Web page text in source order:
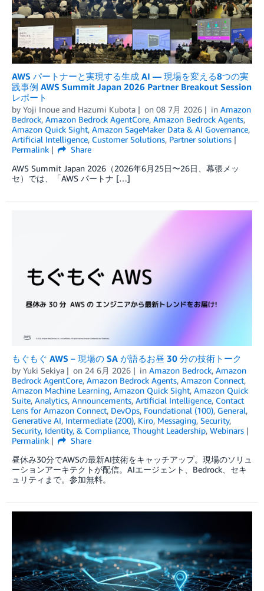
AWS パートナーと実現する生成 AI — 現場を変える8つの実
践事例 AWS Summit Japan 2026 Partner Breakout Session
レポート
by Yoji Inoue and Hazumi Kubota on 08 7月 2026 in Amazon
Bedrock, Amazon Bedrock AgentCore, Amazon Bedrock Agents,
Amazon Quick Sight, Amazon SageMaker Data & AI Governance,
Artificial Intelligence, Customer Solutions, Partner solutions
Permalink
Share
AWS Summit Japan 2026（2026年6月25日〜26日、幕張メッ
セ）では、「AWS パートナ […]
もぐもぐ AWS – 現場の SA が語るお昼 30 分の技術トーク
by Yuki Sekiya on 24 6月 2026 in Amazon Bedrock, Amazon
Bedrock AgentCore, Amazon Bedrock Agents, Amazon Connect,
Amazon Machine Learning, Amazon Quick Sight, Amazon Quick
Suite, Analytics, Announcements, Artificial Intelligence, Contact
Lens for Amazon Connect, DevOps, Foundational (100), General,
Generative AI, Intermediate (200), Kiro, Messaging, Security,
Security, Identity, & Compliance, Thought Leadership, Webinars
Permalink
Share
昼休み30分でAWSの最新AI技術をキャッチアップ。現場のソリュ
ーションアーキテクトが配信。AIエージェント、Bedrock、セキ
ュリティまで。参加無料。